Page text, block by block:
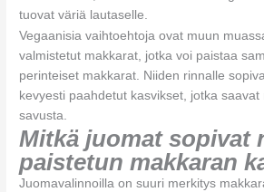
tuovat väriä lautaselle.
Vegaanisia vaihtoehtoja ovat muun
valmistetut makkarat, jotka voi paistaa
perinteiset makkarat. Niiden rinnalle
kevyesti paahdetut kasvikset, jotka saavat
savusta.
Mitkä juomat sopivat
paistetun makkaran
Juomavalinnoilla on suuri merkitys